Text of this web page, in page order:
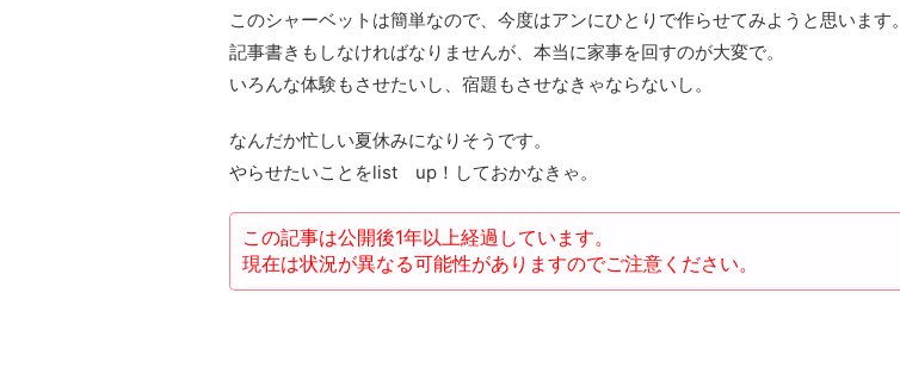
このシャーベットは簡単なので、今度はアンにひとりで作らせてみようと思います。
記事書きもしなければなりませんが、本当に家事を回すのが大変で。
いろんな体験もさせたいし、宿題もさせなきゃならないし。
なんだか忙しい夏休みになりそうです。
やらせたいことをlist up！しておかなきゃ。
この記事は公開後1年以上経過しています。
現在は状況が異なる可能性がありますのでご注意ください。